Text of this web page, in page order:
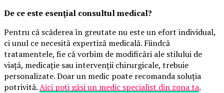
De ce este esențial consultul medical?
Pentru că scăderea în greutate nu este un efort individual,
ci unul ce necesită expertiză medicală. Fiindcă
tratamentele, fie că vorbim de modificări ale stilului de
viață, medicație sau intervenții chirurgicale, trebuie
personalizate. Doar un medic poate recomanda soluția
potrivită.Aici poți găsi un medic specialist din zona ta.